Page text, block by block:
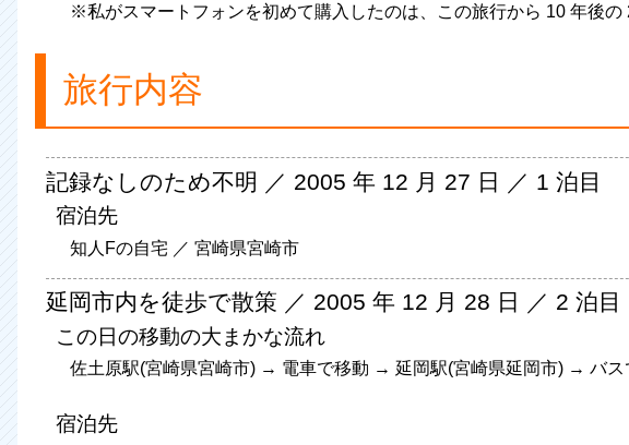
※私がスマートフォンを初めて購入したのは、この旅行から 10 年後の
旅行内容
記録なしのため不明 ／ 2005 年 12 月 27 日 ／ 1 泊目
宿泊先
知人Fの自宅 ／ 宮崎県宮崎市
延岡市内を徒歩で散策 ／ 2005 年 12 月 28 日 ／ 2 泊目
この日の移動の大まかな流れ
佐土原駅(宮崎県宮崎市) → 電車で移動 → 延岡駅(宮崎県延岡市) → バ
宿泊先